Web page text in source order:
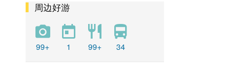
周边好游
99+ 1 99+ 34